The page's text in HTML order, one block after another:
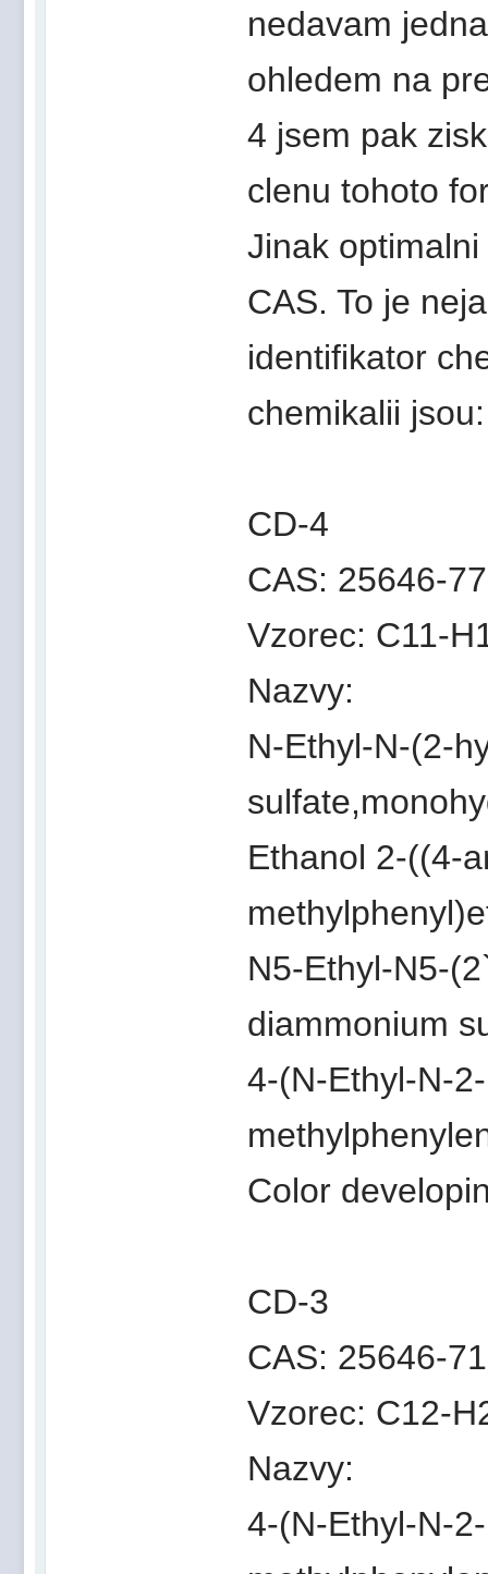
nedavam
ohledem na
4 jsem pak
clenu tohoto
Jinak
CAS. To je
identifikator
chemikalii jsou:
CD-4
CAS: 25646-
Vzorec: C11-
Nazvy:
N-Ethyl-N-(2-
Ethanol 2-((4-
N5-Ethyl-N5-
diammonium
4-(N-Ethyl-N-
Color
CD-3
CAS: 25646-
Vzorec: C12-
Nazvy:
4-(N-Ethyl-N-